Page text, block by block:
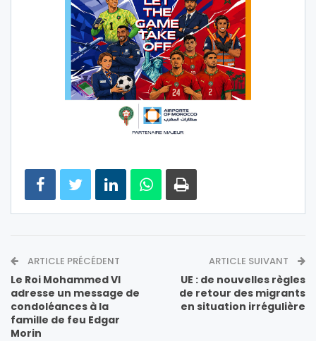
ARTICLE PRÉCÉDENT
Le Roi Mohammed VI
adresse un message de
condoléances à la
famille de feu Edgar
Morin
ARTICLE SUIVANT
UE : de nouvelles règles
de retour des migrants
en situation irrégulière